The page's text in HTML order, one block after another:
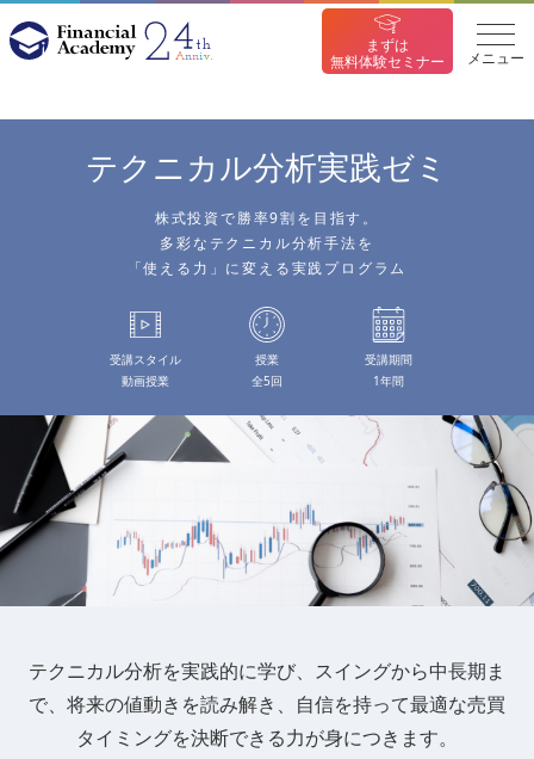
まずは
無料体験セミナー
メニュー
テクニカル分析実践ゼミ
株式投資で勝率9割を目指す。
多彩なテクニカル分析手法を
「使える力」に変える実践プログラム
受講スタイル
動画授業
授業
全5回
受講期間
1年間
テクニカル分析を実践的に学び、スイングから中長期ま
で、 将来の値動きを読み解き、自信を持って最適な売買
タイミングを決断できる力が身につきます。